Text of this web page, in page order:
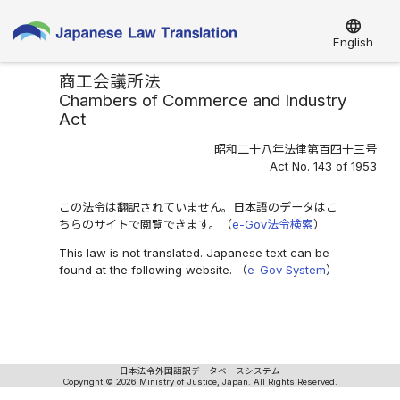
language
English
商工会議所法
Chambers of Commerce and Industry
Act
昭和二十八年法律第百四十三号
Act No. 143 of 1953
この法令は翻訳されていません。日本語のデータはこ
ちらのサイトで閲覧できます。（e-Gov法令検索）
This law is not translated. Japanese text can be
found at the following website. （e-Gov System）
日本法令外国語訳データベースシステム
Copyright © 2026 Ministry of Justice, Japan. All Rights Reserved.